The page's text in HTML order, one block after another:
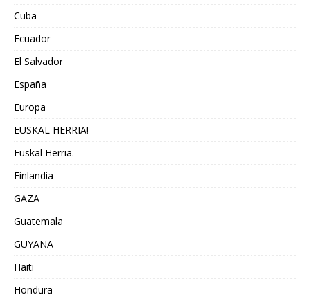
Cuba
Ecuador
El Salvador
España
Europa
EUSKAL HERRIA!
Euskal Herria.
Finlandia
GAZA
Guatemala
GUYANA
Haiti
Hondura